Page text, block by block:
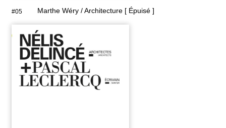
#05 Marthe Wéry / Architecture [ Épuisé ]